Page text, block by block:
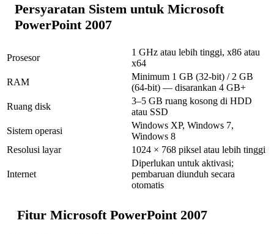
Persyaratan Sistem untuk Microsoft
PowerPoint 2007
Prosesor
1 GHz atau lebih tinggi, x86 atau
x64
RAM
Minimum 1 GB (32-bit) / 2 GB
(64-bit) — disarankan 4 GB+
Ruang disk
3–5 GB ruang kosong di HDD
atau SSD
Sistem operasi
Windows XP, Windows 7,
Windows 8
Resolusi layar
1024 × 768 piksel atau lebih tinggi
Internet
Diperlukan untuk aktivasi;
pembaruan diunduh secara
otomatis
Fitur Microsoft PowerPoint 2007